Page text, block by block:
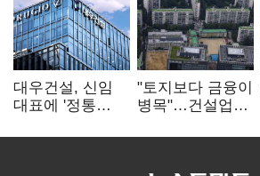
대우건설, 신임
대표에 '정통
부사장 내정
"토지보다 금융이
병목"…건설업계,
해소 목소리